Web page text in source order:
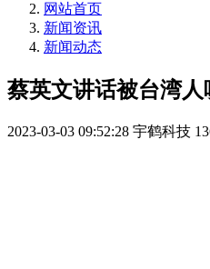
网站首页
新闻资讯
新闻动态
蔡英文讲话被台湾人
2023-03-03 09:52:28 宇鹤科技